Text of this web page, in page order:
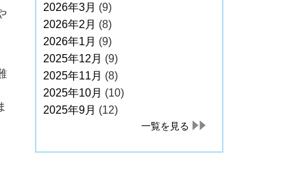
2026年3月 (9)
2026年2月 (8)
2026年1月 (9)
2025年12月 (9)
2025年11月 (8)
2025年10月 (10)
2025年9月 (12)
一覧を見る